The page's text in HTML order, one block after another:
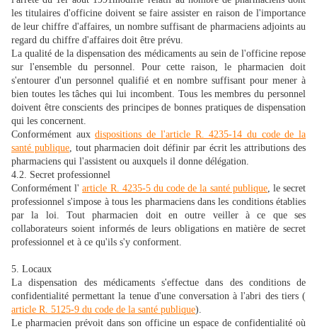
les titulaires d'officine doivent se faire assister en raison de l'importance
de leur chiffre d'affaires, un nombre suffisant de pharmaciens adjoints au
regard du chiffre d'affaires doit être prévu.
La qualité de la dispensation des médicaments au sein de l'officine repose
sur l'ensemble du personnel. Pour cette raison, le pharmacien doit
s'entourer d'un personnel qualifié et en nombre suffisant pour mener à
bien toutes les tâches qui lui incombent. Tous les membres du personnel
doivent être conscients des principes de bonnes pratiques de dispensation
qui les concernent.
Conformément auxdispositions de l'article R. 4235-14 du code de la
santé publique, tout pharmacien doit définir par écrit les attributions des
pharmaciens qui l'assistent ou auxquels il donne délégation.
4.2. Secret professionnel
Conformément l'article R. 4235-5 du code de la santé publique, le secret
professionnel s'impose à tous les pharmaciens dans les conditions établies
par la loi. Tout pharmacien doit en outre veiller à ce que ses
collaborateurs soient informés de leurs obligations en matière de secret
professionnel et à ce qu'ils s'y conforment.
5. Locaux
La dispensation des médicaments s'effectue dans des conditions de
confidentialité permettant la tenue d'une conversation à l'abri des tiers (
article R. 5125-9 du code de la santé publique).
Le pharmacien prévoit dans son officine un espace de confidentialité où